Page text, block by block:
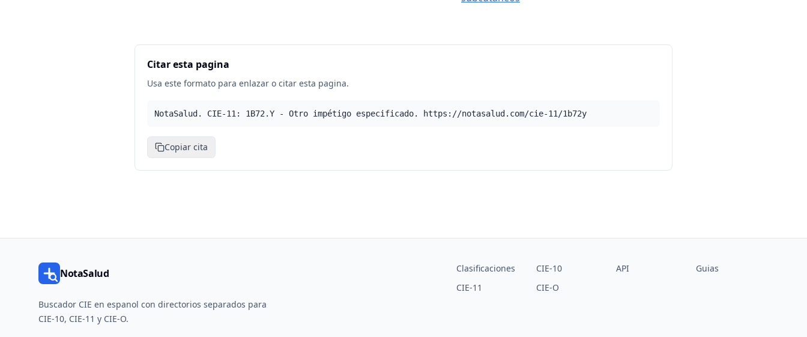
Citar esta pagina
Usa este formato para enlazar o citar esta pagina.
NotaSalud. CIE-11: 1B72.Y - Otro impétigo especificado. https://notasalud.com/cie-11/1b72y
Copiar cita
NotaSalud
Buscador CIE en espanol con directorios separados para
CIE-10, CIE-11 y CIE-O.
Clasificaciones CIE-10 API
Guias
CIE-11
CIE-O